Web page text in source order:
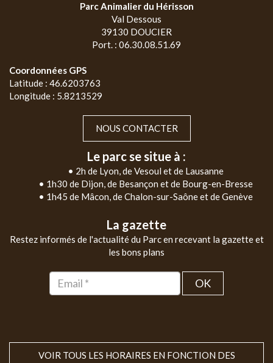
Parc Animalier du Hérisson
Val Dessous
39130 DOUCIER
Port. : 06.30.08.51.69
Coordonnées GPS
Latitude : 46.6203763
Longitude : 5.8213529
NOUS CONTACTER
Le parc se situe à :
• 2h de Lyon, de Vesoul et de Lausanne
• 1h30 de Dijon, de Besançon et de Bourg-en-Bresse
• 1h45 de Mâcon, de Chalon-sur-Saône et de Genève
La gazette
Restez informés de l'actualité du Parc en recevant la gazette et
les bons plans
OK
VOIR TOUS LES HORAIRES EN FONCTION DES